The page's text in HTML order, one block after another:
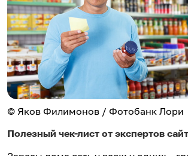
© Яков Филимонов / Фотобанк Лори
Полезный чек-лист от экспертов